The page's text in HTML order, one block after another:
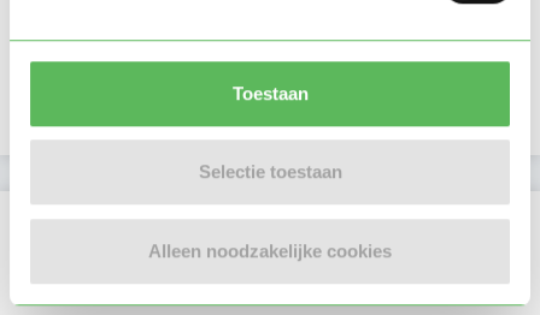
Toestaan
Selectie toestaan
Alleen noodzakelijke cookies
Beoordelingen
Er zijn nog geen beoordelingen